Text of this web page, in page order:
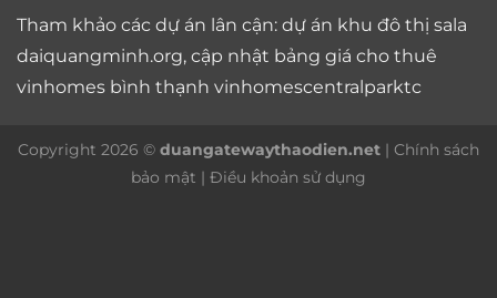
Tham khảo các dự án lân cận: dự án khu đô thị sala
daiquangminh.org, cập nhật bảng giá cho thuê
vinhomes bình thạnh vinhomescentralparktc
Copyright 2026 © duangatewaythaodien.net | Chính sách
bảo mật | Điều khoản sử dụng